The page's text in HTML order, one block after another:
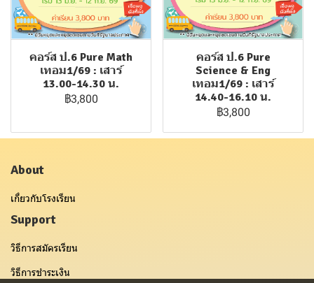
คอร์ส ป.6 Pure Math
เทอม1/69 : เสาร์
13.00-14.30 น.
฿3,800
คอร์ส ป.6 Pure
Science & Eng
เทอม1/69 : เสาร์
14.40-16.10 น.
฿3,800
About
เกี่ยวกับโรงเรียน
Support
วิธีการสมัครเรียน
วิธีการชำระเงิน